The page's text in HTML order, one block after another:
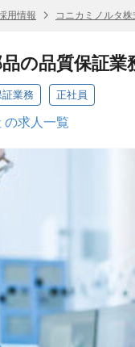
用情報 コニカミノルタ
の品質保証業
業務 正社員
の求人一覧